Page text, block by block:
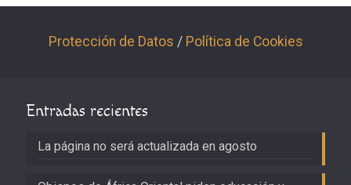
Protección de Datos / Política de Cookies
Entradas recientes
La página no será actualizada en agosto